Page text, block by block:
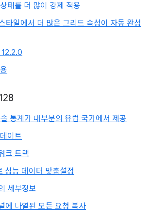
태를 더 많이 강제 적용
타일에서 더 많은 그리드 속성이 자동 완성
통계가 대부분의 유럽 국가에서 제공
이트
크 트랙
성능 데이터 맞춤설정
세부정보
에 나열된 모든 요청 복사